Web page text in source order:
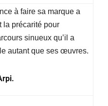
à faire sa marque a
la précarité pour
sinueux qu’il a
autant que ses œuvres.